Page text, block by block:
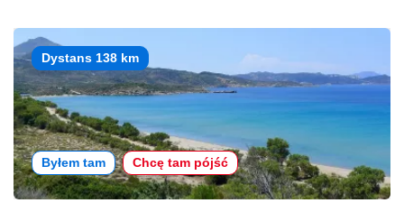
Dystans 138 km
Byłem tam Chcę tam pójść